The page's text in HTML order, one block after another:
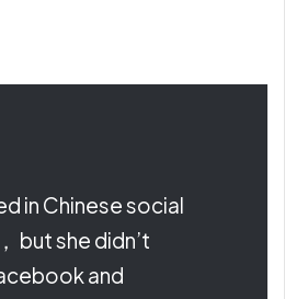
in Chinese social
but she didn’t
and